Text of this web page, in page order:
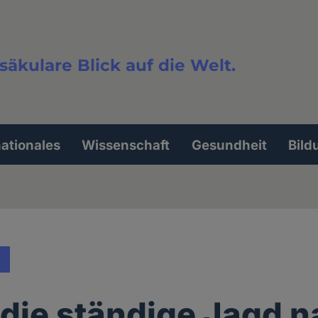
Blick auf die Welt.
Wissenschaft Gesundheit